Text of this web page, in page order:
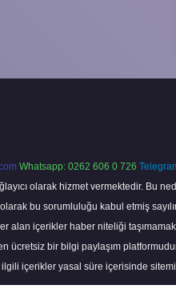
Whatsapp: 0262 606 0 726
olarak hizmet vermektedir. Bu
bu sorumluluğu kabul etmiş
alan içerikler haber niteliği
ücretsiz bir bilgi paylaşım
içerikler yasal süre içerisinde